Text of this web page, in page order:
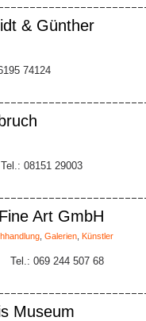
& Günther
74124
Tel.: 08151 29003
Art GmbH
Galerien Künstler
Tel.: 069 244 507 68
Museum